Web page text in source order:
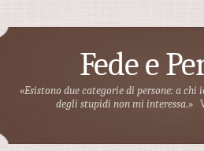
Fede e
«Esistono due categorie di persone: a chi
degli stupidi non mi interessa.»